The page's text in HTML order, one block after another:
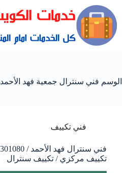
الوسم فني سنترال جمعية فهد الأحمد
فني تكييف
تكييف مركزي / تكييف سنترال